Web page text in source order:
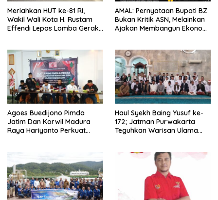
Meriahkan HUT ke-81 RI,
Wakil Wali Kota H. Rustam
Effendi Lepas Lomba Gerak
AMAL: Pernyataan Bupati BZ
Bukan Kritik ASN, Melainkan
Ajakan Membangun Ekonomi
Agoes Buedijono Pimda
Jatim Dan Korwil Madura
Raya Hariyanto Perkuat
Haul Syekh Baing Yusuf ke-
172; Jatman Purwakarta
Teguhkan Warisan Ulama